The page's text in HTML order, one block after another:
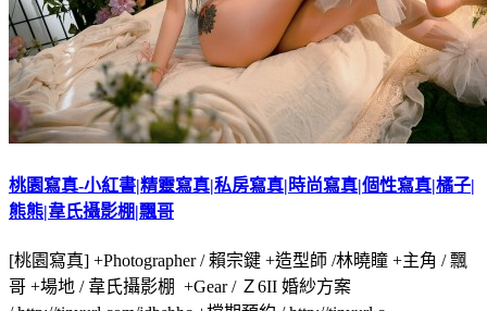
桃園寫真-小紅書|精靈寫真|私房寫真|時尚寫真|個性寫真|橘子|
熊熊|韋氏攝影棚|飄哥
[桃園寫真] +Photographer / 賴宗鍵 +造型師 /林曉瞳 +主角 / 飄
哥 +場地 / 韋氏攝影棚 +Gear / Ｚ6II 婚紗方案